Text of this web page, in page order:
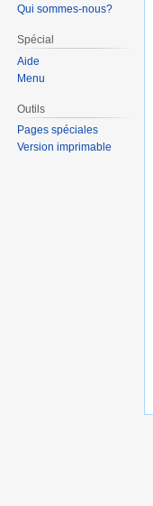
Qui sommes-nous?
Spécial
Aide
Menu
Outils
Pages spéciales
Version imprimable